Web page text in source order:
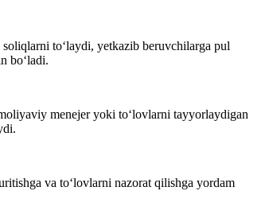
to‘laydi, yetkazib beruvchilarga pul
bo‘ladi.
menejer yoki to‘lovlarni tayyorlaydigan
va to‘lovlarni nazorat qilishga yordam